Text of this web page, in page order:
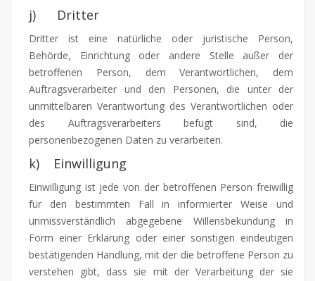
j) Dritter
Dritter ist eine natürliche oder juristische Person,
Behörde, Einrichtung oder andere Stelle außer der
betroffenen Person, dem Verantwortlichen, dem
Auftragsverarbeiter und den Personen, die unter der
unmittelbaren Verantwortung des Verantwortlichen oder
des Auftragsverarbeiters befugt sind, die
personenbezogenen Daten zu verarbeiten.
k) Einwilligung
Einwilligung ist jede von der betroffenen Person freiwillig
für den bestimmten Fall in informierter Weise und
unmissverständlich abgegebene Willensbekundung in
Form einer Erklärung oder einer sonstigen eindeutigen
bestätigenden Handlung, mit der die betroffene Person zu
verstehen gibt, dass sie mit der Verarbeitung der sie